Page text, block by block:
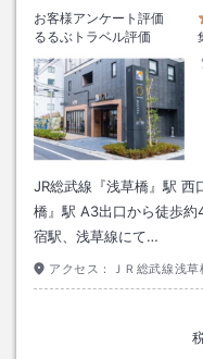
お客様アンケート評価
るるぶトラベル評価
JR総武線『浅草橋』駅 西
橋』駅 A3出口から徒歩
宿駅、浅草線にて…
アクセス： ＪＲ総武線浅